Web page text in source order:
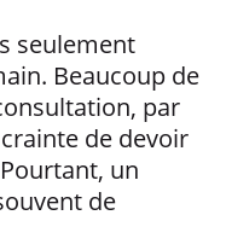
seulement
Beaucoup de
par
de devoir
un
de